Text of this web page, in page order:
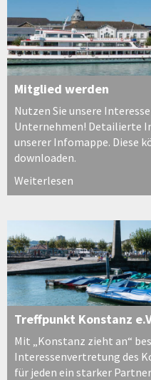
Mitglied werden
Nutzen Sie unsere
Unternehmen! Detailierte
unserer Infomappe. Diese
downloaden.
Weiterlesen
Treffpunkt Konstanz
Mit „Konstanz zieht an“
Interessenvertretung des
für jeden ein starker